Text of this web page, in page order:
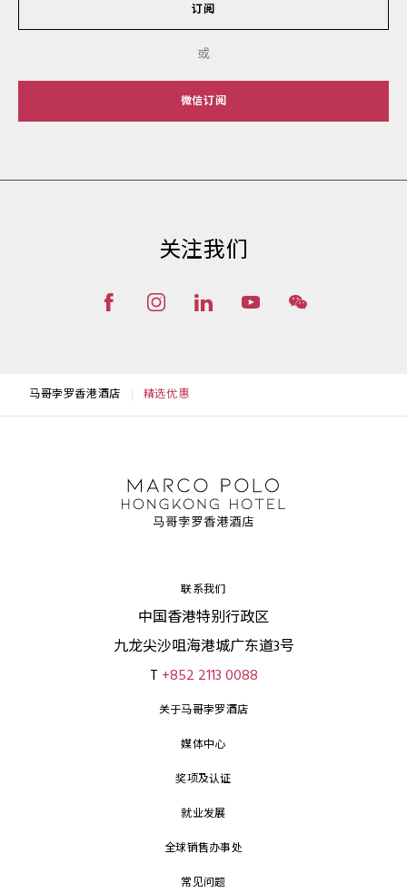
订阅
或
微信订阅
关注我们
马哥孛罗香港酒店 精选优惠
联系我们
中国香港特别行政区
九龙尖沙咀海港城广东道3号
T +852 2113 0088
关于马哥孛罗酒店
媒体中心
奖项及认证
就业发展
全球销售办事处
常见问题